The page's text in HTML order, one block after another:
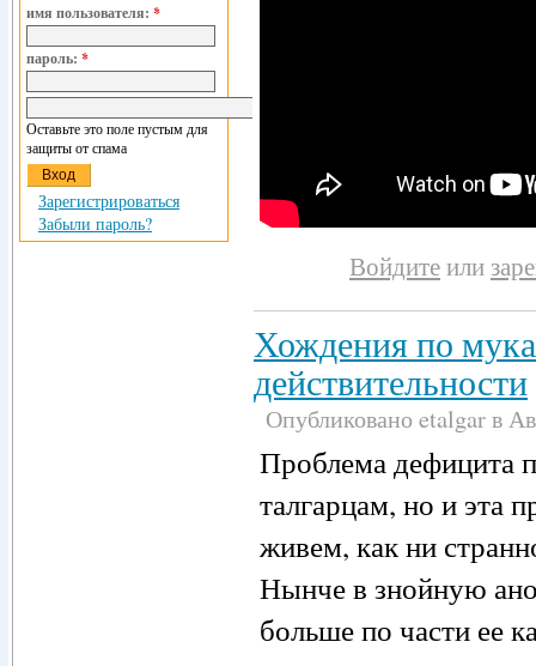
Войдитеили
Хождения по
действительности
Опубликовано etalgar в
Проблема дефицита
талгарцам, но и эта
живем, как ни
Нынче в знойную
больше по части ее
имя пользователя: *
пароль: *
Оставьте это поле пустым для
защиты от спама
Зарегистрироваться
Забыли пароль?